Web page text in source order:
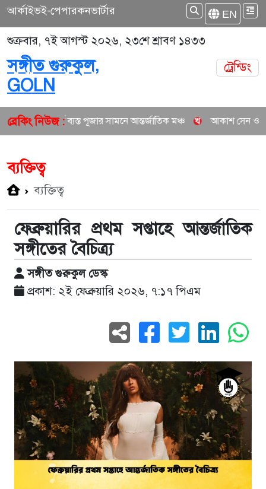
আর্কাইভই-পেপারকনভার্টার EN
শুক্রবার, ৭ই আগস্ট ২০২৬, ২৩শে শ্রাবণ ১৪৩৩
সঙ্গীত গুরুকুল,
GOLN
ট্রেন্ডিং
ব্রেকিং নিউজ :
ব্যস্ত পূজার সামনে আন্তর্জাতিক মঞ্চ আকাশ সেন ও নিশি
ব্যক্তিত্ব
ব্যক্তিত্ব
ফেব্রুয়ারির প্রথম সপ্তাহে আন্তর্জাতিক
সঙ্গীতের বৈচিত্র্য
সঙ্গীত গুরুকুল ডেস্ক
প্রকাশ: ২ই ফেব্রুয়ারি ২০২৬, ৭:১৭ পিএম